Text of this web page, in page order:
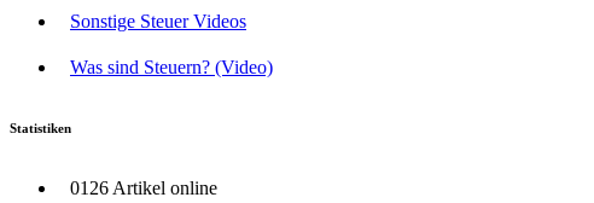
Sonstige Steuer Videos
Was sind Steuern? (Video)
Statistiken
0126 Artikel online